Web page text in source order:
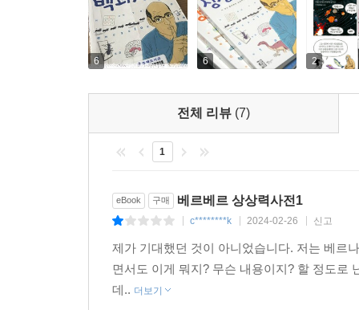
6 6 2
전체 리뷰 (7)
1
eBook 구매 베르베르 상상력사전1
c********k 2024-02-26 신고
제가 기대했던 것이 아니었습니다. 저는 베르
면서도 이게 뭐지? 무슨 내용이지? 할 정도로
데.. 더보기